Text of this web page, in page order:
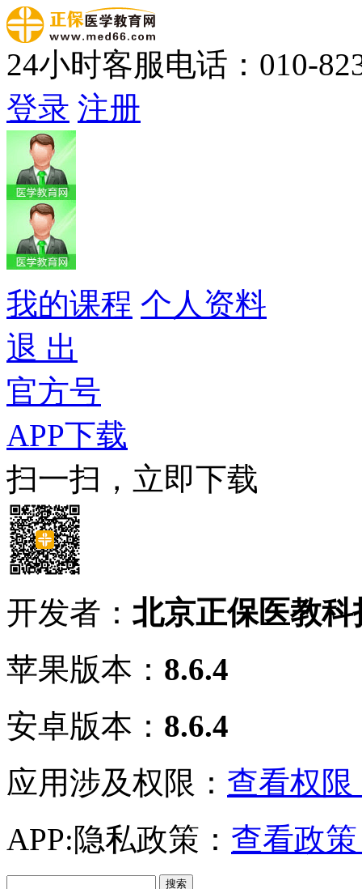
24小时客服电话：010-
登录 注册
我的课程 个人资料
退 出
官方号
APP下载
扫一扫，立即下载
开发者： 北京正保医教
苹果版本： 8.6.4
安卓版本： 8.6.4
应用涉及权限： 查看权限
APP:隐私政策： 查看政